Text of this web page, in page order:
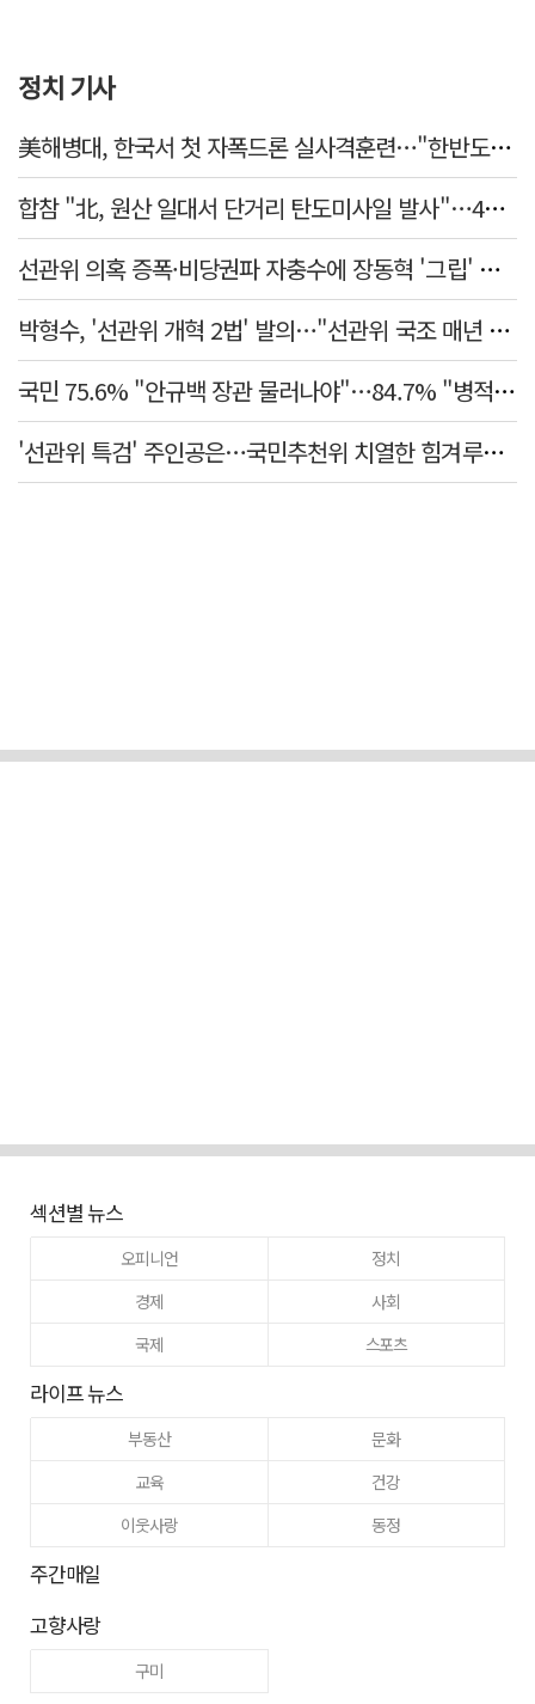
정치 기사
美해병대, 한국서 첫 자폭드론 실사격훈련…"한반도 지형 학습"
합참 "北, 원산 일대서 단거리 탄도미사일 발사"…42일 만
선관위 의혹 증폭·비당권파 자충수에 장동혁 '그립' 더 강해졌다
박형수, '선관위 개혁 2법' 발의…"선관위 국조 매년 실시"
국민 75.6% "안규백 장관 물러나야"…84.7% "병적기록부 공개해야"
'선관위 특검' 주인공은…국민추천위 치열한 힘겨루기 나설 듯
섹션별 뉴스
오피니언
정치
경제
사회
국제
스포츠
라이프 뉴스
부동산
문화
교육
건강
이웃사랑
동정
주간매일
고향사랑
구미